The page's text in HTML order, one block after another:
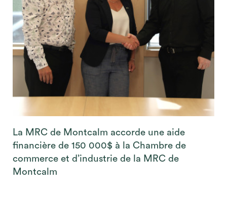
La MRC de Montcalm accorde une aide
financière de 150 000$ à la Chambre de
commerce et d’industrie de la MRC de
Montcalm